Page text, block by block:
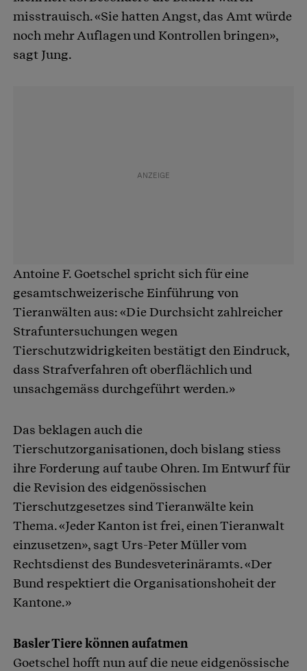
misstrauisch. «Sie hatten Angst, das Amt würde
noch mehr Auflagen und Kontrollen bringen»,
sagt Jung.
Antoine F. Goetschel spricht sich für eine
gesamtschweizerische Einführung von
Tieranwälten aus: «Die Durchsicht zahlreicher
Strafuntersuchungen wegen
Tierschutzwidrigkeiten bestätigt den Eindruck,
dass Strafverfahren oft oberflächlich und
unsachgemäss durchgeführt werden.»
Das beklagen auch die
Tierschutzorganisationen, doch bislang stiess
ihre Forderung auf taube Ohren. Im Entwurf für
die Revision des eidgenössischen
Tierschutzgesetzes sind Tieranwälte kein
Thema. «Jeder Kanton ist frei, einen Tieranwalt
einzusetzen», sagt Urs-Peter Müller vom
Rechtsdienst des Bundesveterinäramts. «Der
Bund respektiert die Organisationshoheit der
Kantone.»
Basler Tiere können aufatmen
Goetschel hofft nun auf die neue eidgenössische